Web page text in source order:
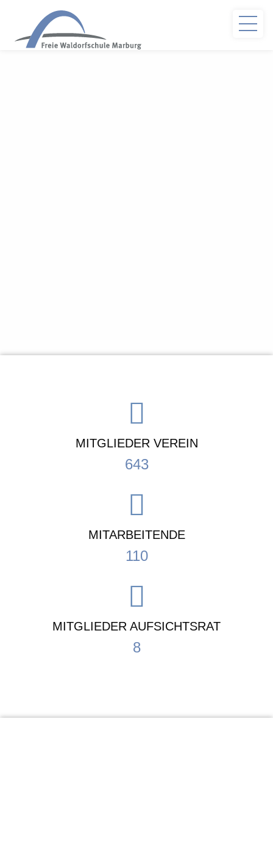
MITGLIEDER VEREIN
643
MITARBEITENDE
110
MITGLIEDER AUFSICHTSRAT
8